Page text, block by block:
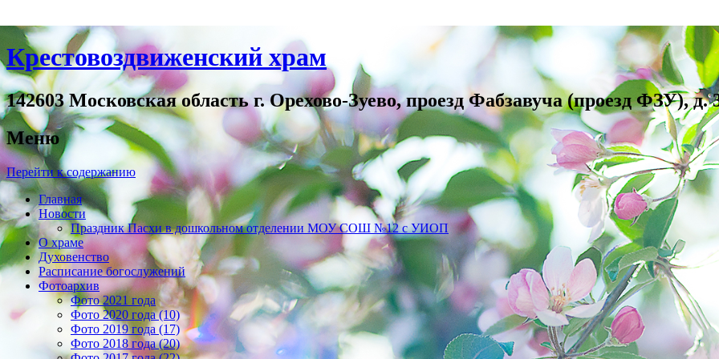
Крестовоздвиженский храм
142603 Московская область г. Орехово-Зуево, проезд Фабзавуча (проезд ФЗУ), д.
Меню
Перейти к содержанию
Главная
Новости
Праздник Пасхи в дошкольном отделении МОУ СОШ №12 с УИОП
О храме
Духовенство
Расписание богослужений
Фотоархив
Фото 2021 года
Фото 2020 года (10)
Фото 2019 года (17)
Фото 2018 года (20)